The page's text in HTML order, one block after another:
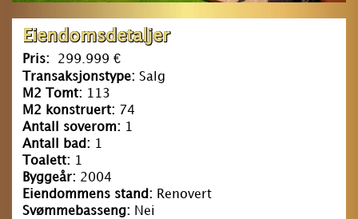
Eiendomsdetaljer
Pris:
299.999 €
Transaksjonstype: Salg
M2 Tomt: 113
M2 konstruert: 74
Antall soverom: 1
Antall bad: 1
Toalett: 1
Byggeår: 2004
Eiendommens stand: Renovert
Svømmebasseng: Nei